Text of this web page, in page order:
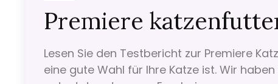
Premiere
Lesen Sie den Testbericht zur Premiere
eine gute Wahl für Ihre Katze ist. Wir